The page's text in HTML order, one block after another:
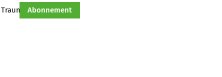
Traumtraktor Hof-Management
Abonnement